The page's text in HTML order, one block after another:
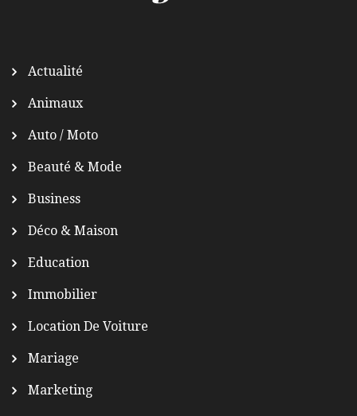
Actualité
Animaux
Auto / Moto
Beauté & Mode
Business
Déco & Maison
Education
Immobilier
Location De Voiture
Mariage
Marketing